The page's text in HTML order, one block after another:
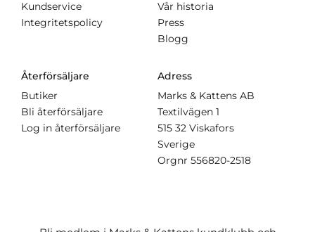
Kundservice
Integritetspolicy
Vår historia
Press
Blogg
Återförsäljare
Butiker
Bli återförsäljare
Log in återförsäljare
Adress
Marks & Kattens AB
Textilvägen 1
515 32 Viskafors
Sverige
Orgnr 556820-2518